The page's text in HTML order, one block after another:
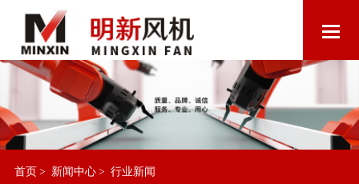
首页 > 新闻中心 > 行业新闻